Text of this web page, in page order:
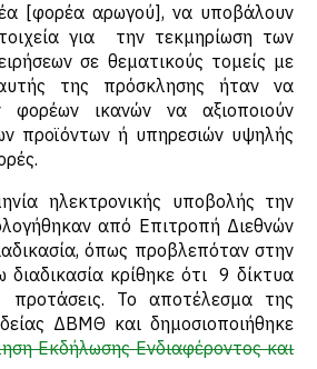
[φορέα αρωγού], να υποβάλουν
για την τεκμηρίωση των
σε θεματικούς τομείς με
της πρόσκλησης ήταν να
φορέων ικανών να αξιοποιούν
προϊόντων ή υπηρεσιών υψηλής
ηλεκτρονικής υποβολής την
από Επιτροπή Διεθνών
όπως προβλεπόταν στην
κρίθηκε ότι 9 δίκτυα
προτάσεις. Το αποτέλεσμα της
ΔΒΜΘ και δημοσιοποιήθηκε
Εκδήλωσης Ενδιαφέροντος και